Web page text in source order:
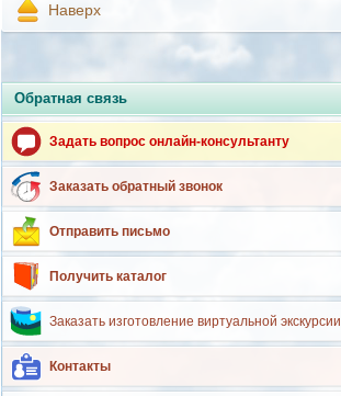
Наверх
Обратная связь
Задать вопрос онлайн-консультанту
Заказать обратный звонок
Отправить письмо
Получить каталог
Заказать изготовление виртуальной экскурсии
Контакты